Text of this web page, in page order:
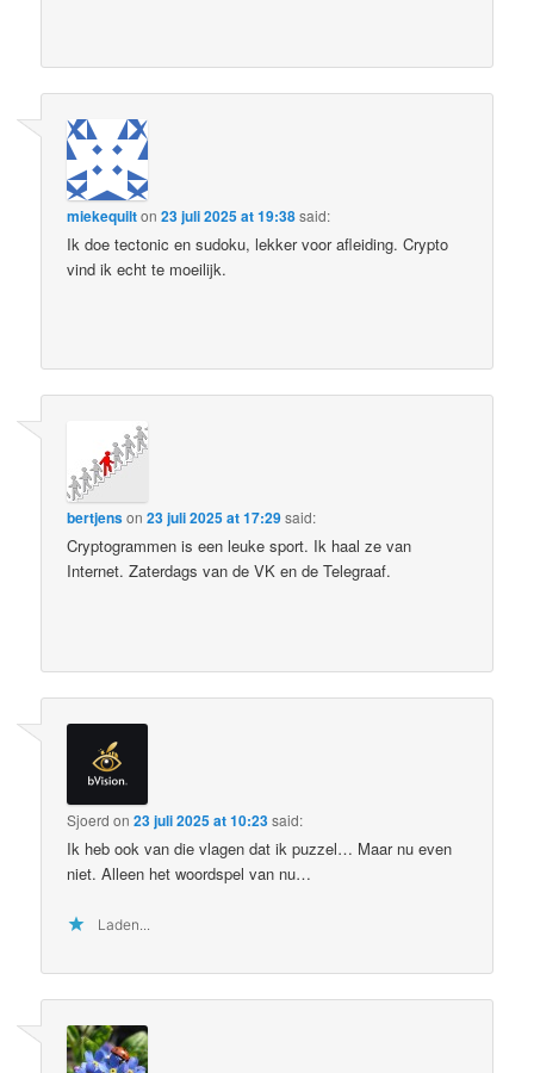
miekequilton23 juli 2025 at 19:38said:
Ik doe tectonic en sudoku, lekker voor afleiding. Crypto
vind ik echt te moeilijk.
bertjenson23 juli 2025 at 17:29said:
Cryptogrammen is een leuke sport. Ik haal ze van
Internet. Zaterdags van de VK en de Telegraaf.
Sjoerd on23 juli 2025 at 10:23said:
Ik heb ook van die vlagen dat ik puzzel… Maar nu even
niet. Alleen het woordspel van nu…
Laden...